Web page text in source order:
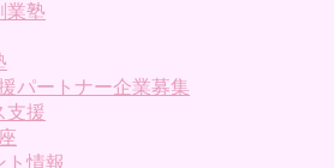
業塾
パートナー企業募集
支援
ト情報